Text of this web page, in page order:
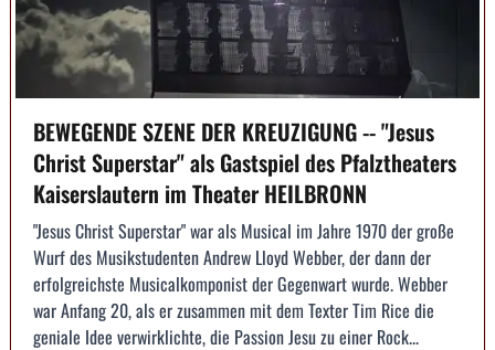
BEWEGENDE SZENE DER KREUZIGUNG -- "Jesus
Christ Superstar" als Gastspiel des Pfalztheaters
Kaiserslautern im Theater HEILBRONN
"Jesus Christ Superstar" war als Musical im Jahre 1970 der große
Wurf des Musikstudenten Andrew Lloyd Webber, der dann der
erfolgreichste Musicalkomponist der Gegenwart wurde. Webber
war Anfang 20, als er zusammen mit dem Texter Tim Rice die
geniale Idee verwirklichte, die Passion Jesu zu einer Rock...